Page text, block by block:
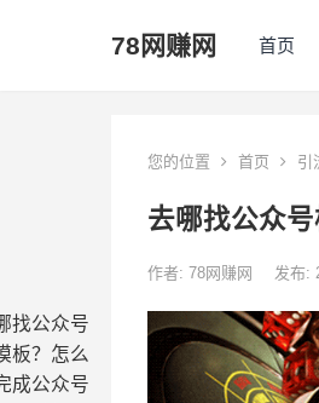
78网赚网 首页
您的位置 首页 引
去哪找公众
作者: 78网赚网 发布: